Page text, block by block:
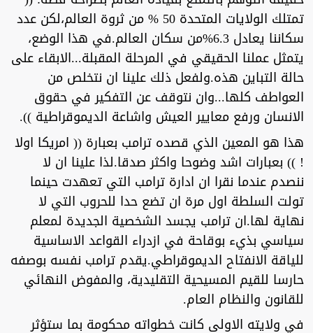
تمتلك الولايات المتحدة 50 % من ثروة العالم،لكن عدد
سكاننا يعادل 6.3%من سكان العالم.في هذا الوضع،
يتمثل عملنا الحقيقي في المرحلة المقبلة...الابقاء على
حالة التباين هذه.ولفعل ذلك علينا ان نتخلص من
العواطف كلها...وان نتوقف عن التفكير في حقوق
الانسان ورفع معايير العيش واشاعة الديموقراطية )).
هذا هو المعين الذي قصده ترامب بعبارة (( امريكا اولا
! )) بعبارات اشد وضوحا واكثر صدقا.لذا علينا ان لا
ننصدم عندما نقرا ان ادارة ترامب التي تعهدت حينما
تولت السلطة اول مرة ان تضع حدا للحروب التي لا
نهاية لها.ان ترامب يجسد الشخصية الجديدة لمعلم
سياسي بذيء بوقاحة في ازدراء القواعد الاساسية
للياقة الانفتاح الديموقراطي.يقدم ترامب نفسه بوصفه
حارسا للقيم المسيحية التقليدية، والمفوض النهائي
للقانون والنظام العام.
في ولايته الاولى كانت خطواته محكومة بما ستؤثر